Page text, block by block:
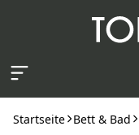
Startseite Bett & Bad